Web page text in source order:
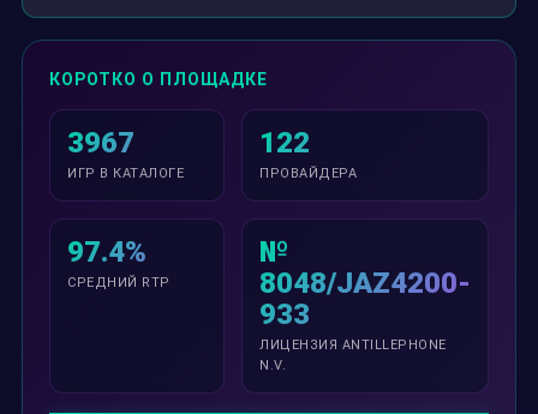
КОРОТКО О ПЛОЩАДКЕ
3967
ИГР В КАТАЛОГЕ
122
ПРОВАЙДЕРА
97.4%
СРЕДНИЙ RTP
№
8048/JAZ4200-
933
ЛИЦЕНЗИЯ ANTILLEPHONE
N.V.